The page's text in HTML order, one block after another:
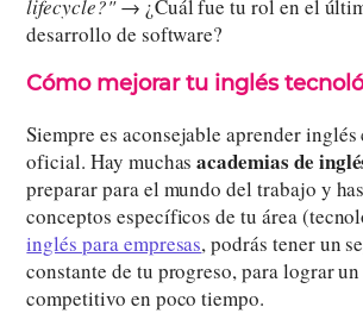
lifecycle?"→ ¿Cuál fue tu rol en el
desarrollo de software?
Cómo mejorar tu inglés
Siempre es aconsejable aprender
oficial. Hay muchasacademias de
preparar para el mundo del trabajo y
conceptos específicos de tu área
inglés para empresas, podrás tener un
constante de tu progreso, para lograr
competitivo en poco tiempo.